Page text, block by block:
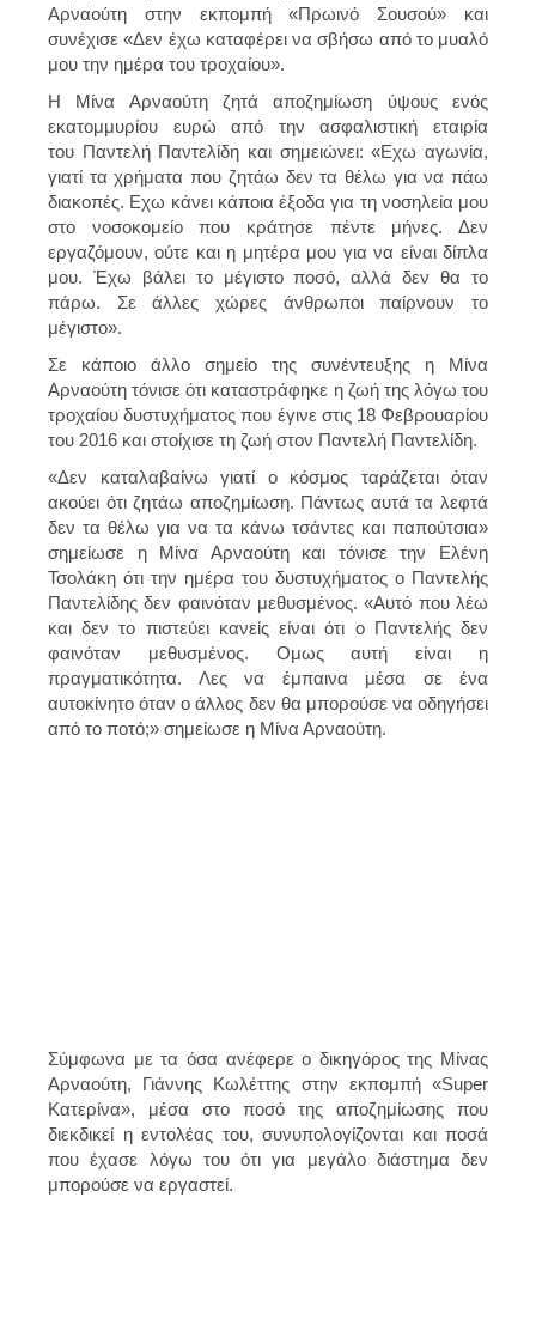
Αρναούτη στην εκπομπή «Πρωινό Σουσού» και
συνέχισε «Δεν έχω καταφέρει να σβήσω από το μυαλό
μου την ημέρα του τροχαίου».
Η Μίνα Αρναούτη ζητά αποζημίωση ύψους ενός
εκατομμυρίου ευρώ από την ασφαλιστική εταιρία
του Παντελή Παντελίδη και σημειώνει: «Εχω αγωνία,
γιατί τα χρήματα που ζητάω δεν τα θέλω για να πάω
διακοπές. Εχω κάνει κάποια έξοδα για τη νοσηλεία μου
στο νοσοκομείο που κράτησε πέντε μήνες. Δεν
εργαζόμουν, ούτε και η μητέρα μου για να είναι δίπλα
μου. Έχω βάλει το μέγιστο ποσό, αλλά δεν θα το
πάρω. Σε άλλες χώρες άνθρωποι παίρνουν το
μέγιστο».
Σε κάποιο άλλο σημείο της συνέντευξης η Μίνα
Αρναούτη τόνισε ότι καταστράφηκε η ζωή της λόγω του
τροχαίου δυστυχήματος που έγινε στις 18 Φεβρουαρίου
του 2016 και στοίχισε τη ζωή στον Παντελή Παντελίδη.
«Δεν καταλαβαίνω γιατί ο κόσμος ταράζεται όταν
ακούει ότι ζητάω αποζημίωση. Πάντως αυτά τα λεφτά
δεν τα θέλω για να τα κάνω τσάντες και παπούτσια»
σημείωσε η Μίνα Αρναούτη και τόνισε την Ελένη
Τσολάκη ότι την ημέρα του δυστυχήματος ο Παντελής
Παντελίδης δεν φαινόταν μεθυσμένος. «Αυτό που λέω
και δεν το πιστεύει κανείς είναι ότι ο Παντελής δεν
φαινόταν μεθυσμένος. Ομως αυτή είναι η
πραγματικότητα. Λες να έμπαινα μέσα σε ένα
αυτοκίνητο όταν ο άλλος δεν θα μπορούσε να οδηγήσει
από το ποτό;» σημείωσε η Μίνα Αρναούτη.
Σύμφωνα με τα όσα ανέφερε ο δικηγόρος της Μίνας
Αρναούτη, Γιάννης Κωλέττης στην εκπομπή «Super
Κατερίνα», μέσα στο ποσό της αποζημίωσης που
διεκδικεί η εντολέας του, συνυπολογίζονται και ποσά
που έχασε λόγω του ότι για μεγάλο διάστημα δεν
μπορούσε να εργαστεί.